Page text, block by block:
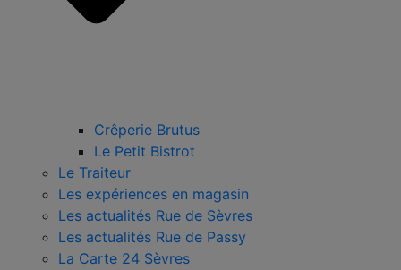
Crêperie Brutus
Le Petit Bistrot
Le Traiteur
Les expériences en magasin
Les actualités Rue de Sèvres
Les actualités Rue de Passy
La Carte 24 Sèvres